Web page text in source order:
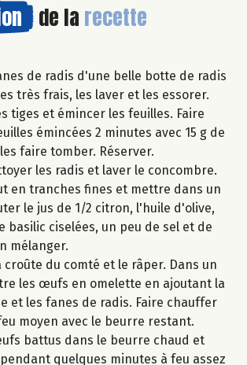
de la recette
de radis d'une belle botte de radis
très frais, les laver et les essorer.
tiges et émincer les feuilles. Faire
émincées 2 minutes avec 15 g de
faire tomber. Réserver.
les radis et laver le concombre.
en tranches fines et mettre dans un
le jus de 1/2 citron, l'huile d'olive,
basilic ciselées, un peu de sel et de
mélanger.
du comté et le râper. Dans un
les œufs en omelette en ajoutant la
et les fanes de radis. Faire chauffer
moyen avec le beurre restant.
battus dans le beurre chaud et
quelques minutes à feu assez